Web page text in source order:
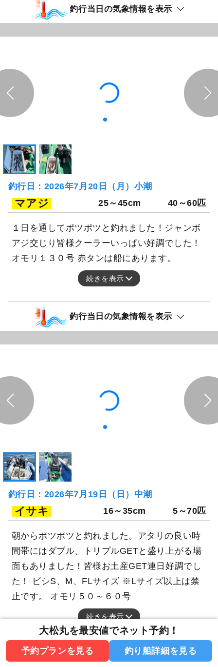
大松丸を最安値でネット予約！
予約プランを見る 釣り船詳細を見る
釣行当日の気象情報を表示
釣行日：2026年7月20日（月）小潮
マアジ 25～45cm 40～60匹
１日を通してポツポツと釣れました！ジャンボ
アジ交じり皆様クーラーいっぱい好調でした！
オモリ１３０号 赤タンは船にあります。
続きを表示
釣行当日の気象情報を表示
釣行日：2026年7月19日（日）中潮
イサキ 16～35cm 5～70匹
朝からポツポツと釣れました。アタリの良い時
間帯にはダブル、トリプルGETと盛り上がる場
面もありました！皆様お土産GET連日好調でし
た！ ビシS、M、FLサイズ ※Lサイズ以上は禁
止です。 オモリ５０～６０号
続きを表示
釣行当日の気象情報を表示